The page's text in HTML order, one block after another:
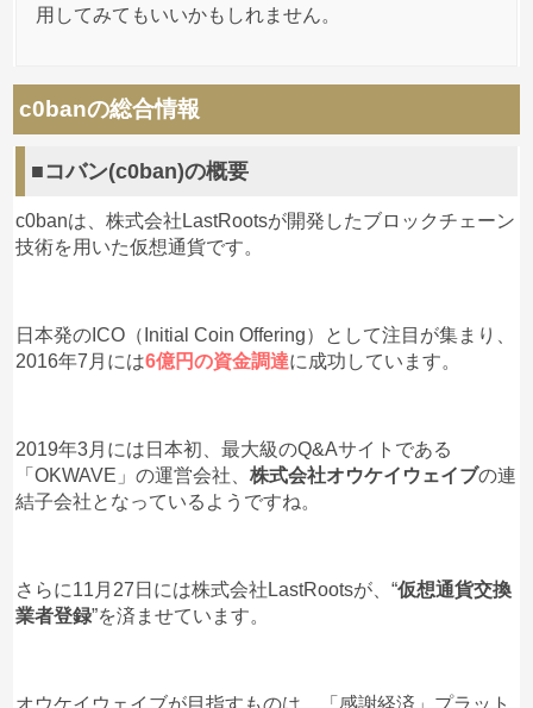
用してみてもいいかもしれません。
c0banの総合情報
■コバン(c0ban)の概要
c0banは、株式会社LastRootsが開発したブロックチェーン
技術を用いた仮想通貨です。
日本発のICO（Initial Coin Offering）として注目が集まり、
2016年7月には6億円の資金調達に成功しています。
2019年3月には日本初、最大級のQ&Aサイトである
「OKWAVE」の運営会社、株式会社オウケイウェイブの連
結子会社となっているようですね。
さらに11月27日には株式会社LastRootsが、“仮想通貨交換
業者登録”を済ませています。
オウケイウェイブが目指すものは、「感謝経済」プラット